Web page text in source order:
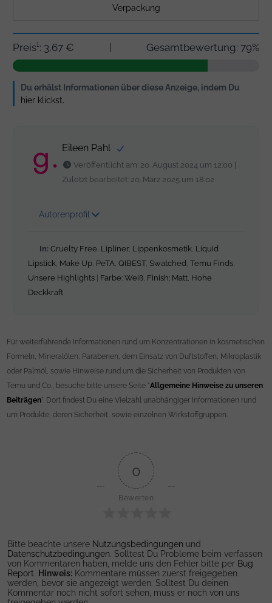
Verpackung
Preis¹: 3,67 € Gesamtbewertung: 79%
Du erhälst Informationen über diese Anzeige, indem Du
hier klickst.
Eileen Pahl
Veröffentlicht am: 20. August 2024 um 12:00 |
Zuletzt bearbeitet: 20. März 2025 um 18:02
Autorenprofil
In: Cruelty Free, Lipliner, Lippenkosmetik, Liquid
Lipstick, Make Up, PeTA,QIBEST,Swatched,Temu Finds,
Unsere Highlights
Farbe: Weiß, Finish: Matt, Hohe
Deckkraft
Für weiterführende Informationen rund um Konzentrationen in kosmetischen
Formeln, Mineralölen, Parabenen, dem Einsatz von Duftstoffen, Mikroplastik
oder Palmöl, sowie Hinweise rund um die Sicherheit von Produkten von
Temu und Co., besuche bitte unsere Seite "Allgemeine Hinweise zu unseren
Beiträgen". Dort findest Du eine Vielzahl unabhängiger Informationen rund
um Produkte, deren Sicherheit, sowie einzelnen Wirkstoffgruppen.
0
Bewerten
Bitte beachte unsere Nutzungsbedingungen und
Datenschutzbedingungen. Solltest Du Probleme beim verfassen
von Kommentaren haben, melde uns den Fehler bitte per Bug
Report. Hinweis: Kommentare müssen zuerst freigegeben
werden, bevor sie angezeigt werden. Solltest Du deinen
Kommentar noch nicht sofort sehen, muss er noch von uns